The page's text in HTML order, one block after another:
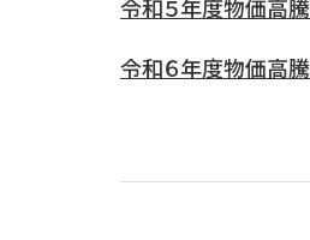
令和５年度物価高
令和６年度物価高